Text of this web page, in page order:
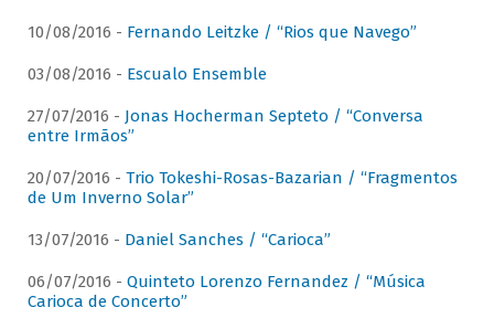
10/08/2016 - Fernando Leitzke / “Rios que Navego”
03/08/2016 - Escualo Ensemble
27/07/2016 - Jonas Hocherman Septeto / “Conversa
entre Irmãos”
20/07/2016 - Trio Tokeshi-Rosas-Bazarian / “Fragmentos
de Um Inverno Solar”
13/07/2016 - Daniel Sanches / “Carioca”
06/07/2016 - Quinteto Lorenzo Fernandez / “Música
Carioca de Concerto”